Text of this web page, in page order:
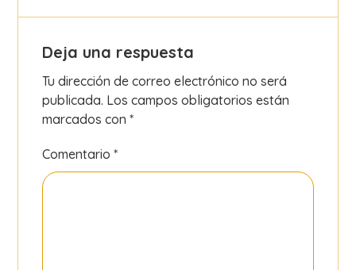
Deja una respuesta
Tu dirección de correo electrónico no será
publicada. Los campos obligatorios están
marcados con*
Comentario*